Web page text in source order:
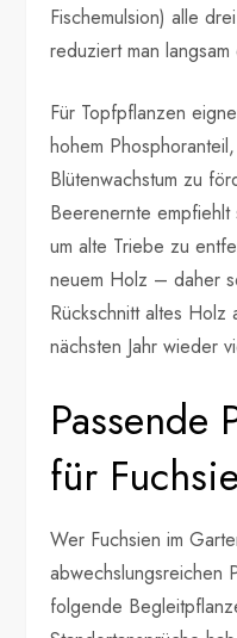
Fischemulsion) alle
reduziert man
Für Topfpflanzen
hohem
Blütenwachstum zu
Beerenernte
um alte Triebe zu
neuem Holz – daher
Rückschnitt altes Holz
nächsten Jahr wieder
Passende
für
Wer Fuchsien im
abwechslungsreichen
folgende